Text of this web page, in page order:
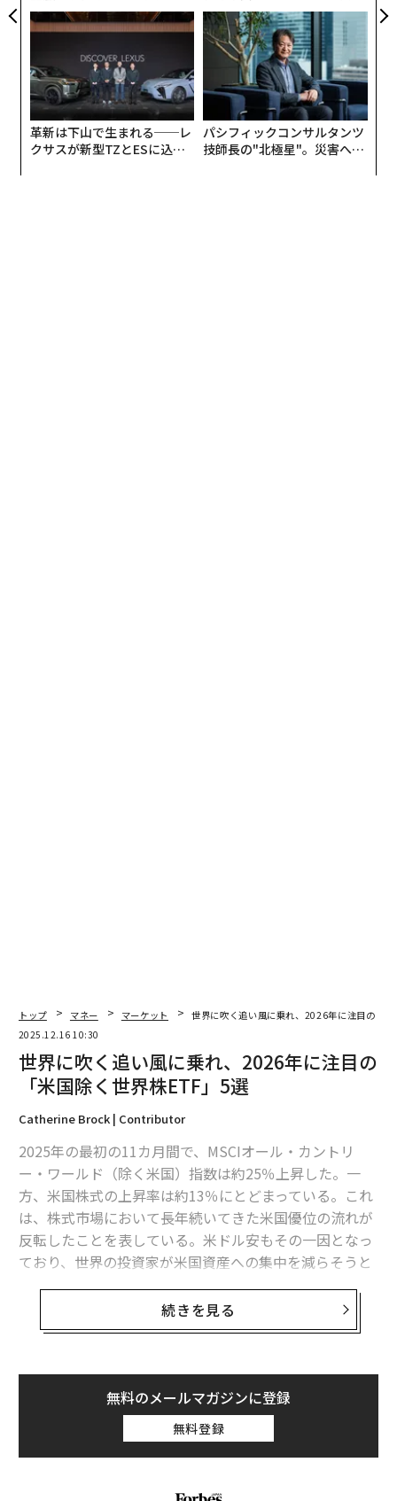
個別化」の核心 【MUFG×ウ
ェルスナビ×PwC】
実践する、次世代ファームの
全貌
革新は下山で生まれる──レ
クサスが新型TZとESに込め
パシフィックコンサルタンツ
技師長の"北極星"。災害への
トップ マネー マーケット
世界に吹く追い風に乗れ、2026年に注目の「
2025.12.16 10:30
世界に吹く追い風に乗れ、2026年に注目の
「米国除く世界株ETF」5選
Catherine Brock | Contributor
2025年の最初の11カ月間で、MSCIオール・カントリ
ー・ワールド（除く米国）指数は約25％上昇した。一
方、米国株式の上昇率は約13％にとどまっている。これ
は、株式市場において長年続いてきた米国優位の流れが
反転したことを表している。米ドル安もその一因となっ
ており、世界の投資家が米国資産への集中を減らそうと
動いている。
世界の株式は、単なるモメンタム以上の強みを持つ。そ
も、概して米国株より低い。ASMLやサムスン電子とい
った国際的な企業は、企業によるAI導入の増加によって
恩恵を受ける立場にあるが、パランティアやインテルと
いった米国株と比べると、より魅力的な価格水準にあ
る。
続きを見る
無料のメールマガジンに登録
無料登録